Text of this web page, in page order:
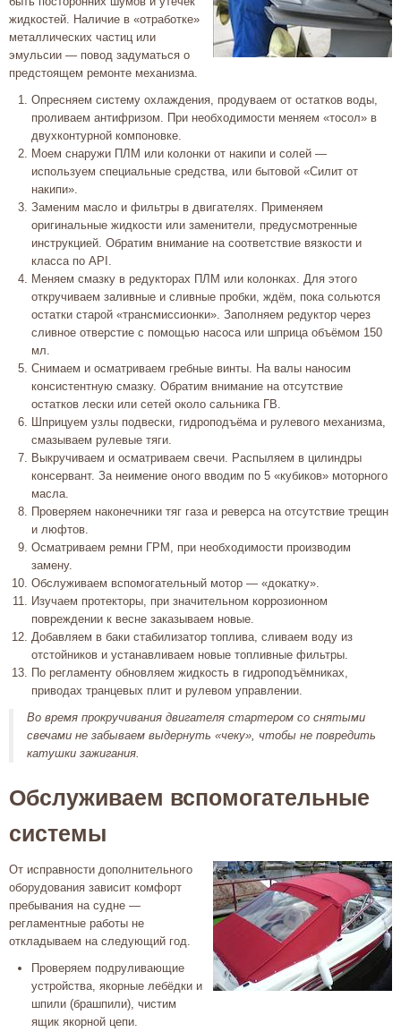
жидкостей. Наличие в «отработке»
металлических частиц или
эмульсии — повод задуматься о
предстоящем ремонте механизма.
Опресняем систему охлаждения, продуваем от остатков воды,
проливаем антифризом. При необходимости меняем «тосол» в
двухконтурной компоновке.
Моем снаружи ПЛМ или колонки от накипи и солей —
используем специальные средства, или бытовой «Силит от
накипи».
Заменим масло и фильтры в двигателях. Применяем
оригинальные жидкости или заменители, предусмотренные
инструкцией. Обратим внимание на соответствие вязкости и
класса по API.
Меняем смазку в редукторах ПЛМ или колонках. Для этого
откручиваем заливные и сливные пробки, ждём, пока сольются
остатки старой «трансмиссионки». Заполняем редуктор через
сливное отверстие с помощью насоса или шприца объёмом 150
мл.
Снимаем и осматриваем гребные винты. На валы наносим
консистентную смазку. Обратим внимание на отсутствие
остатков лески или сетей около сальника ГВ.
Шприцуем узлы подвески, гидроподъёма и рулевого механизма,
смазываем рулевые тяги.
Выкручиваем и осматриваем свечи. Распыляем в цилиндры
консервант. За неимение оного вводим по 5 «кубиков» моторного
масла.
Проверяем наконечники тяг газа и реверса на отсутствие трещин
и люфтов.
Осматриваем ремни ГРМ, при необходимости производим
замену.
Обслуживаем вспомогательный мотор — «докатку».
Изучаем протекторы, при значительном коррозионном
повреждении к весне заказываем новые.
Добавляем в баки стабилизатор топлива, сливаем воду из
отстойников и устанавливаем новые топливные фильтры.
По регламенту обновляем жидкость в гидроподъёмниках,
приводах транцевых плит и рулевом управлении.
Во время прокручивания двигателя стартером со снятыми
свечами не забываем выдернуть «чеку», чтобы не повредить
катушки зажигания.
Обслуживаем вспомогательные
системы
От исправности дополнительного
оборудования зависит комфорт
пребывания на судне —
регламентные работы не
откладываем на следующий год.
Проверяем подруливающие
устройства, якорные лебёдки и
шпили (брашпили), чистим
ящик якорной цепи.